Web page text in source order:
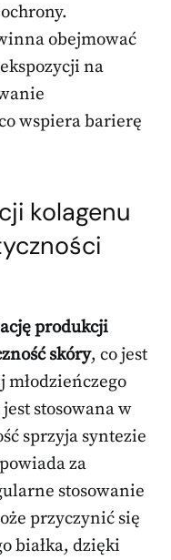
obejmować
na
wspiera barierę
kolagenu
produkcji
skóry, co jest
młodzieńczego
stosowana w
sprzyja syntezie
za
stosowanie
przyczynić się
białka, dzięki